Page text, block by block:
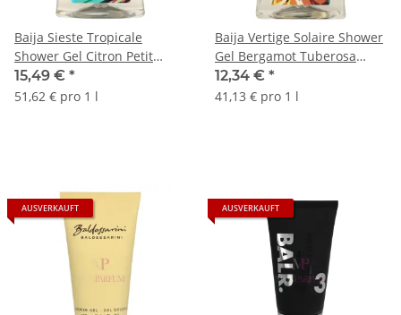
Baija Sieste Tropicale
Shower Gel Citron Petit
Grain 300ml
15,49 € *
51,62 € pro 1 l
Baija Vertige Solaire Shower
Gel Bergamot Tuberosa
300ml
12,34 € *
41,13 € pro 1 l
AUSVERKAUFT AUSVERKAUFT